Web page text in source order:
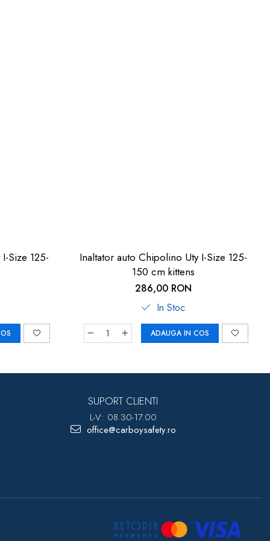
Size 125-
Inaltator auto Chipolino Uty I-Size 125-
150 cm kittens
286,00 RON
In Stoc
ADAUGA IN COS
SUPORT CLIENTI
L-V: 08.30-17.00
office@carboysafety.ro